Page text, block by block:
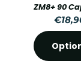
ZM8+ 90